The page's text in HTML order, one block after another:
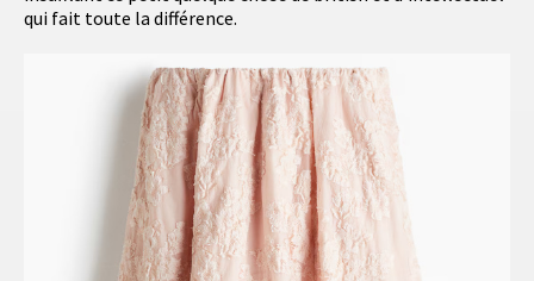
qui fait toute la différence.